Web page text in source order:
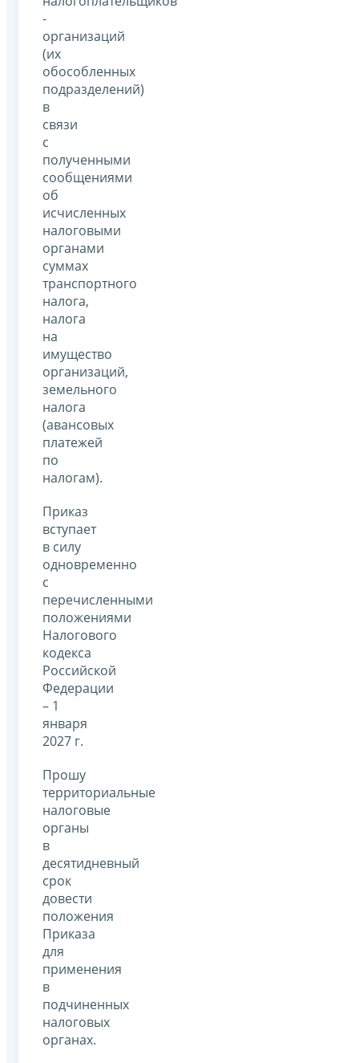
-
организаций
(их
обособленных
подразделений)
в
связи
с
полученными
сообщениями
об
исчисленных
налоговыми
органами
суммах
транспортного
налога,
налога
на
имущество
организаций,
земельного
налога
(авансовых
платежей
по
налогам).
Приказ
вступает
в силу
одновременно
с
перечисленными
положениями
Налогового
кодекса
Российской
Федерации
– 1
января
2027 г.
Прошу
территориальные
налоговые
органы
в
десятидневный
срок
довести
положения
Приказа
для
применения
в
подчиненных
налоговых
органах.